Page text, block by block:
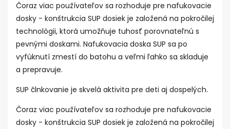
Čoraz viac používateľov sa rozhoduje pre nafukovacie
dosky - konštrukcia SUP dosiek je založená na pokročilej
technológii, ktorá umožňuje tuhosť porovnateľnú s
pevnými doskami. Nafukovacia doska SUP sa po
vyfúknutí zmestí do batohu a veľmi ľahko sa skladuje
a prepravuje.
SUP člnkovanie je skvelá aktivita pre deti aj dospelých.
Čoraz viac používateľov sa rozhoduje pre nafukovacie
dosky - konštrukcia SUP dosiek je založená na pokročilej